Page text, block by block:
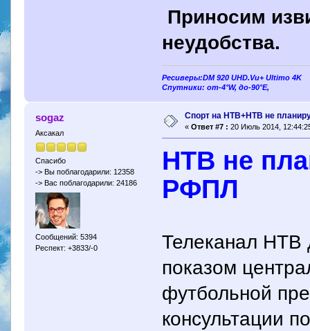
Приносим
неудобства.
Ресиверы:DM 920 UHD.Vu+ Ultimo 4K
Спутники: от-4°W, до-90°E,
sogaz
Аксакал
Спасибо
-> Вы поблагодарили: 12358
-> Вас поблагодарили: 24186
Сообщений: 5394
Респект: +3833/-0
Спорт на НТВ+НТВ не
« Ответ #7 : 20 Июль 2014,
НТВ не
РФПЛ
Телеканал НТВ
показом
футбольной
консультации